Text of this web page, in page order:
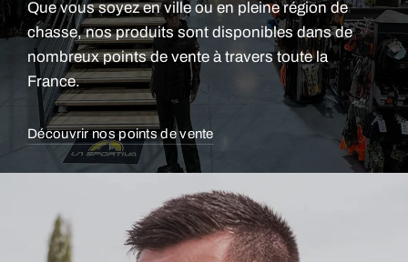
Que vous soyez en ville ou en pleine région de
chasse, nos produits sont disponibles dans de
nombreux points de vente à travers toute la
France.
Découvrir nos points de vente